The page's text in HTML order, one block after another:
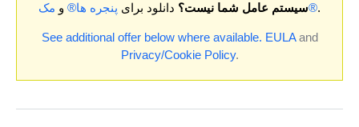
سیستم عامل شما نیست؟ دانلود برای پنجره ها® و مک®.
See additional offer below where available. EULAand
Privacy/Cookie Policy.